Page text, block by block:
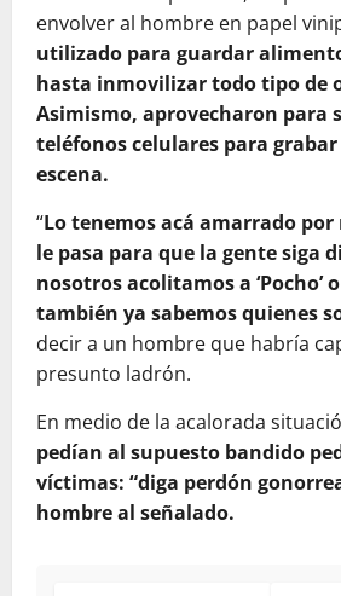
envolver al hombre en papel
utilizado para guardar
hasta inmovilizar todo tipo de
Asimismo, aprovecharon para
teléfonos celulares para grabar
escena.
“Lo tenemos acá amarrado
le pasa para que la gente siga
nosotros acolitamos a ‘Pocho’ o
también ya sabemos quienes
decir a un hombre que habría
presunto ladrón.
En medio de la acalorada
pedían al supuesto bandido
víctimas: “diga perdón
hombre al señalado.